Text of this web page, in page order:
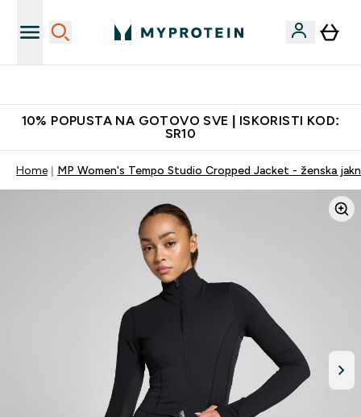
10% POPUSTA NA GOTOVO SVE | ISKORISTI KOD:
SR10
Home MP Women's Tempo Studio Cropped Jacket - ženska